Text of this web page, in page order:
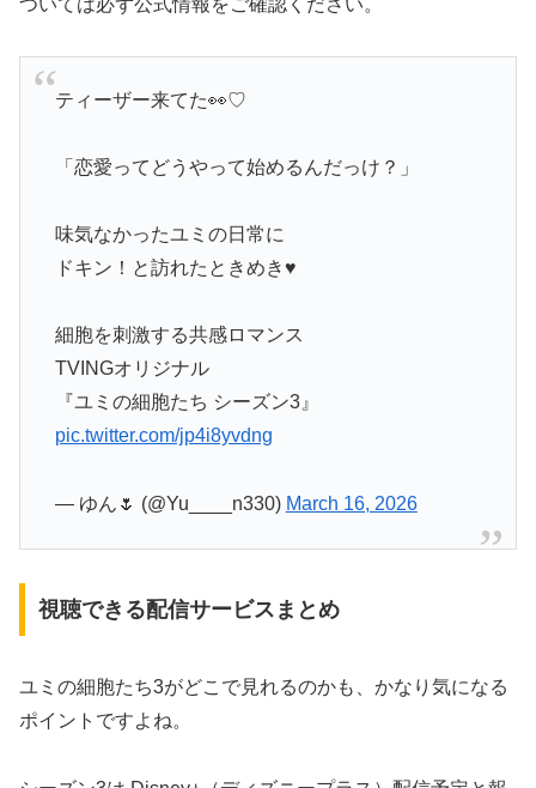
ついては必ず公式情報をご確認ください。
ティーザー来てた👀♡
「恋愛ってどうやって始めるんだっけ？」
味気なかったユミの日常に
ドキン！と訪れたときめき♥️
細胞を刺激する共感ロマンス
TVINGオリジナル
『ユミの細胞たち シーズン3』
pic.twitter.com/jp4i8yvdng
— ゆん🌷 (@Yu____n330) March 16, 2026
視聴できる配信サービスまとめ
ユミの細胞たち3がどこで見れるのかも、かなり気になる
ポイントですよね。